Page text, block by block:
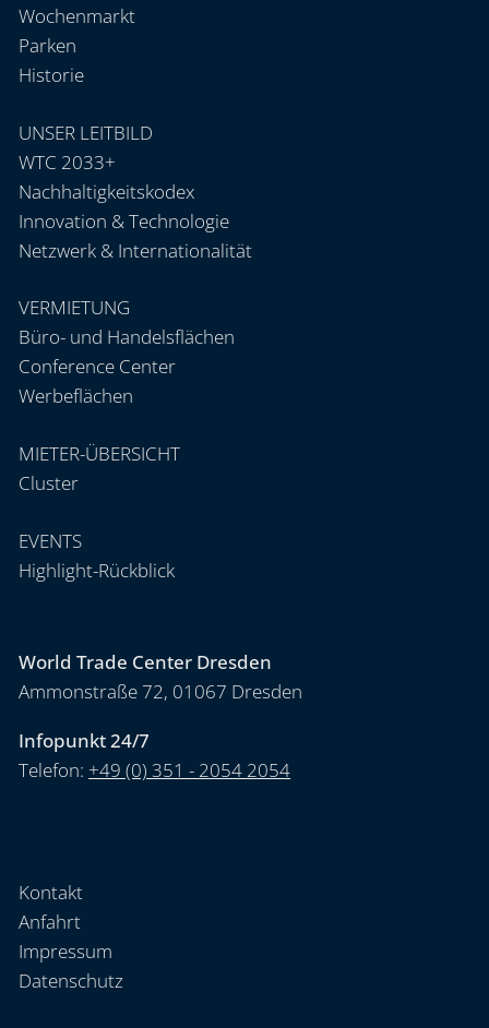
Wochenmarkt
Parken
Historie
UNSER LEITBILD
WTC 2033+
Nachhaltigkeitskodex
Innovation & Technologie
Netzwerk & Internationalität
VERMIETUNG
Büro- und Handelsflächen
Conference Center
Werbeflächen
MIETER-ÜBERSICHT
Cluster
EVENTS
Highlight-Rückblick
World Trade Center Dresden
Ammonstraße 72, 01067 Dresden
Infopunkt 24/7
Telefon: +49 (0) 351 - 2054 2054
Kontakt
Anfahrt
Impressum
Datenschutz